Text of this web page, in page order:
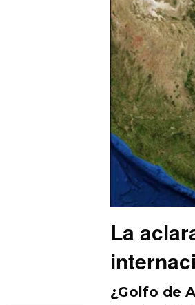
La
¿Golfo de